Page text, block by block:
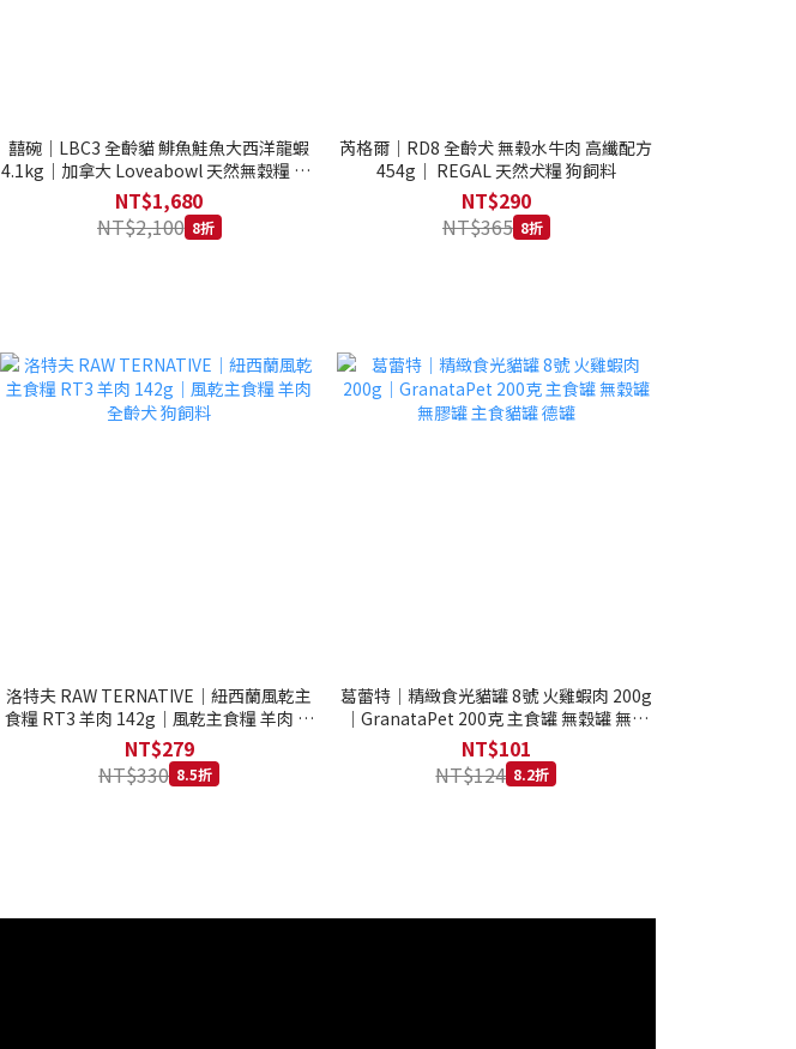
囍碗｜LBC3 全齡貓 鯡魚鮭魚大西洋龍蝦
4.1kg｜加拿大 Loveabowl 天然無穀糧 4.1
公斤 成貓 無穀貓飼料
NT$1,680
NT$2,100 8折
芮格爾｜RD8 全齡犬 無榖水牛肉 高纖配方
454g｜ REGAL 天然犬糧 狗飼料
NT$290
NT$365 8折
洛特夫 RAW TERNATIVE｜紐西蘭風乾主
食糧 RT3 羊肉 142g｜風乾主食糧 羊肉 全
齡犬 狗飼料
NT$279
NT$330 8.5折
葛蕾特｜精緻食光貓罐 8號 火雞蝦肉 200g
｜GranataPet 200克 主食罐 無穀罐 無膠
罐 主食貓罐 德罐
NT$101
NT$124 8.2折